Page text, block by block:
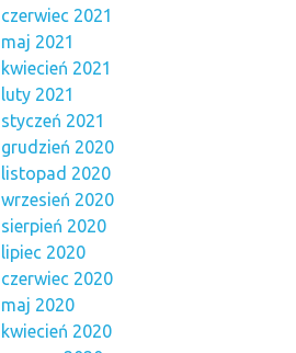
czerwiec 2021
maj 2021
kwiecień 2021
luty 2021
styczeń 2021
grudzień 2020
listopad 2020
wrzesień 2020
sierpień 2020
lipiec 2020
czerwiec 2020
maj 2020
kwiecień 2020